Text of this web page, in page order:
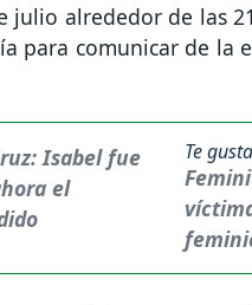
julio alrededor de las
para comunicar de la
Te